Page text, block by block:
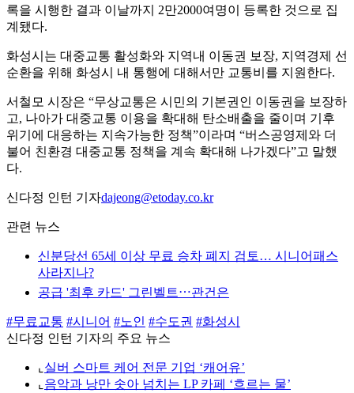
록을 시행한 결과 이날까지 2만2000여명이 등록한 것으로 집
계됐다.
화성시는 대중교통 활성화와 지역내 이동권 보장, 지역경제 선
순환을 위해 화성시 내 통행에 대해서만 교통비를 지원한다.
서철모 시장은 “무상교통은 시민의 기본권인 이동권을 보장하
고, 나아가 대중교통 이용을 확대해 탄소배출을 줄이며 기후
위기에 대응하는 지속가능한 정책”이라며 “버스공영제와 더
불어 친환경 대중교통 정책을 계속 확대해 나가겠다”고 말했
다.
신다정 인턴 기자dajeong@etoday.co.kr
관련 뉴스
신분당선 65세 이상 무료 승차 폐지 검토… 시니어패스
사라지나?
공급 '최후 카드' 그린벨트⋯관건은
#무료교통 #시니어 #노인 #수도권 #화성시
신다정 인턴 기자의 주요 뉴스
⌞ 실버 스마트 케어 전문 기업 ‘캐어유’
⌞ 음악과 낭만 솟아 넘치는 LP 카페 ‘흐르는 물’